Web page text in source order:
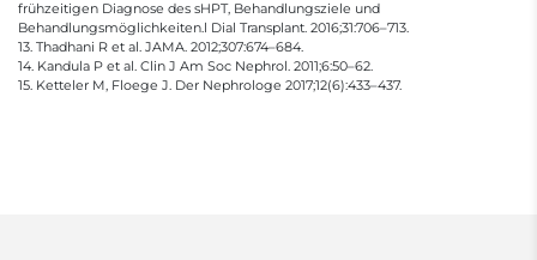
frühzeitigen Diagnose des sHPT, Behandlungsziele und
Behandlungsmöglichkeiten.l Dial Transplant. 2016;31:706–713.
13. Thadhani R et al. JAMA. 2012;307:674–684.
14. Kandula P et al. Clin J Am Soc Nephrol. 2011;6:50–62.
15. Ketteler M, Floege J. Der Nephrologe 2017;12(6):433–437.